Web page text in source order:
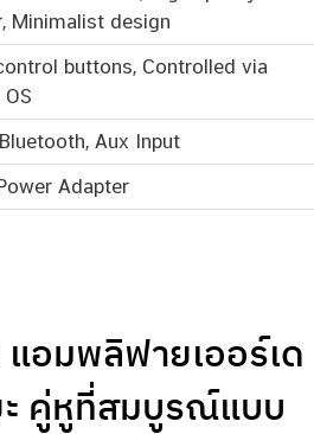
Minimalist design
buttons, Controlled via
Aux Input
Adapter
แอมพลิฟายเออร์เด
คู่หูที่สมบูรณ์แบบ